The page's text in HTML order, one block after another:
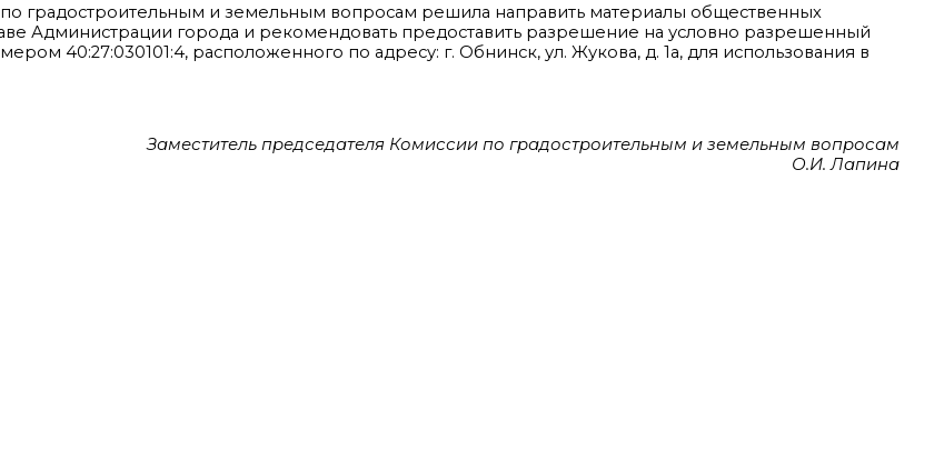
градостроительным и земельным вопросам решила направить материалы общественных
Администрации города и рекомендовать предоставить разрешение на условно разрешенный
40:27:030101:4, расположенного по адресу: г. Обнинск, ул. Жукова, д. 1а, для использования в
Заместитель председателя Комиссии по градостроительным и земельным вопросам
О.И. Лапина